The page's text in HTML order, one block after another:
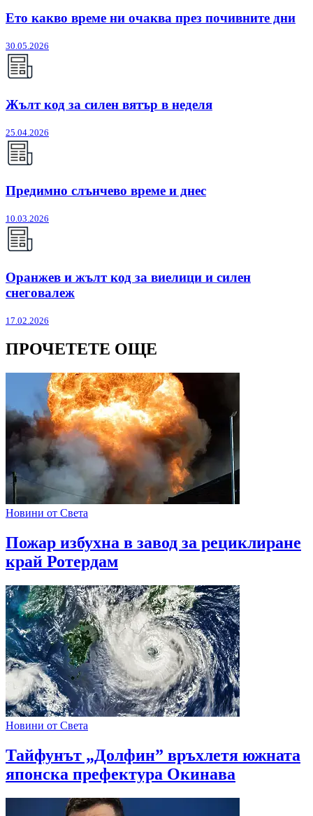
Ето какво време ни очаква през почивните дни
30.05.2026
Жълт код за силен вятър в неделя
25.04.2026
Предимно слънчево време и днес
10.03.2026
Оранжев и жълт код за виелици и силен
снеговалеж
17.02.2026
ПРОЧЕТЕТЕ ОЩЕ
Новини от Света
Пожар избухна в завод за рециклиране
край Ротердам
Новини от Света
Тайфунът „Долфин” връхлетя южната
японска префектура Окинава